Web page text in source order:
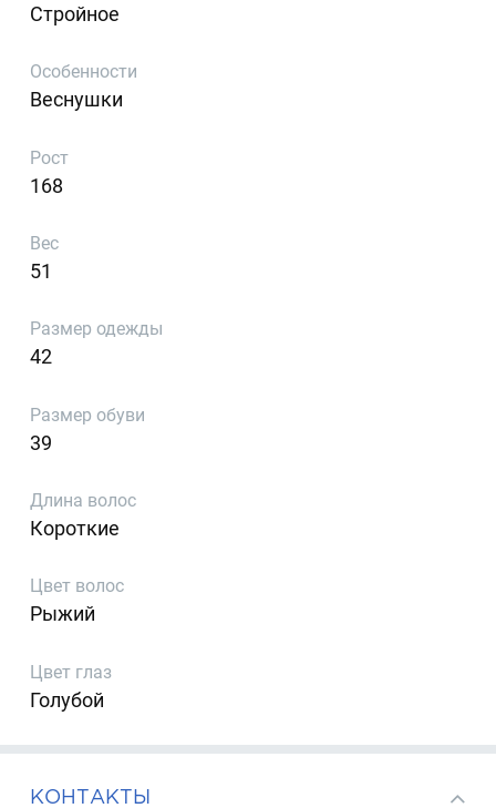
Стройное
Особенности
Веснушки
Рост
168
Вес
51
Размер одежды
42
Размер обуви
39
Длина волос
Короткие
Цвет волос
Рыжий
Цвет глаз
Голубой
КОНТАКТЫ